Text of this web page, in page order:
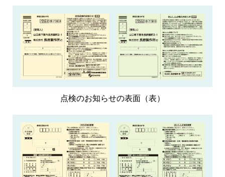
点検のお知らせの表面（表）